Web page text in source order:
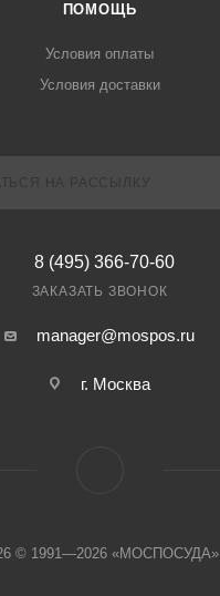
ПОМОЩЬ
Условия оплаты
Условия доставки
8 (495) 366-70-60
ЗАКАЗАТЬ ЗВОНОК
manager@mospos.ru
г. Москва
© 1991—2026 «МОСПОСУДА»